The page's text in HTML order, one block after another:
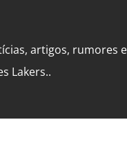
artigos, rumores e
Lakers..